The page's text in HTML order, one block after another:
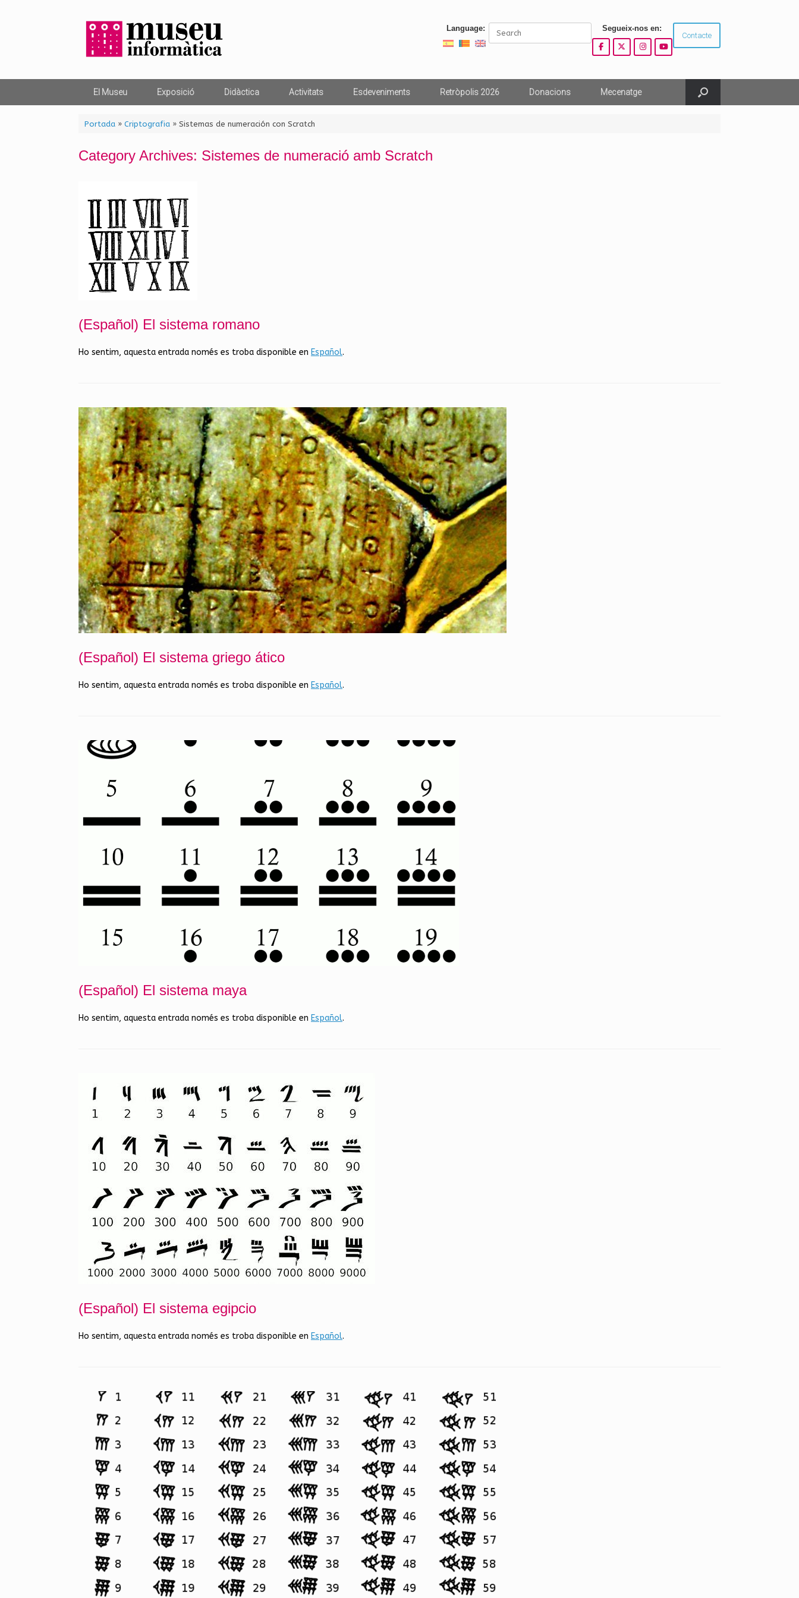
Language:
Segueix-nos en:
Contacte
El Museu Exposició Didàctica Activitats Esdeveniments Retròpolis 2026 Donacions Mecenatge
Portada» Criptografia» Sistemas de numeración con Scratch
Category Archives: Sistemes de numeració amb Scratch
(Español) El sistema romano
Ho sentim, aquesta entrada només es troba disponible en Español.
(Español) El sistema griego ático
Ho sentim, aquesta entrada només es troba disponible en Español.
(Español) El sistema maya
Ho sentim, aquesta entrada només es troba disponible en Español.
(Español) El sistema egipcio
Ho sentim, aquesta entrada només es troba disponible en Español.